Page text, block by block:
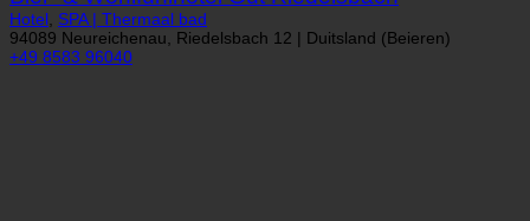
Hotel , SPA | Thermaal bad
94089 Neureichenau, Riedelsbach 12 | Duitsland (Beieren)
+49 8583 96040